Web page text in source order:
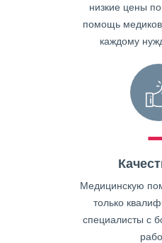
низкие цены
помощь
каждому
Медицинскую
только
специалисты с